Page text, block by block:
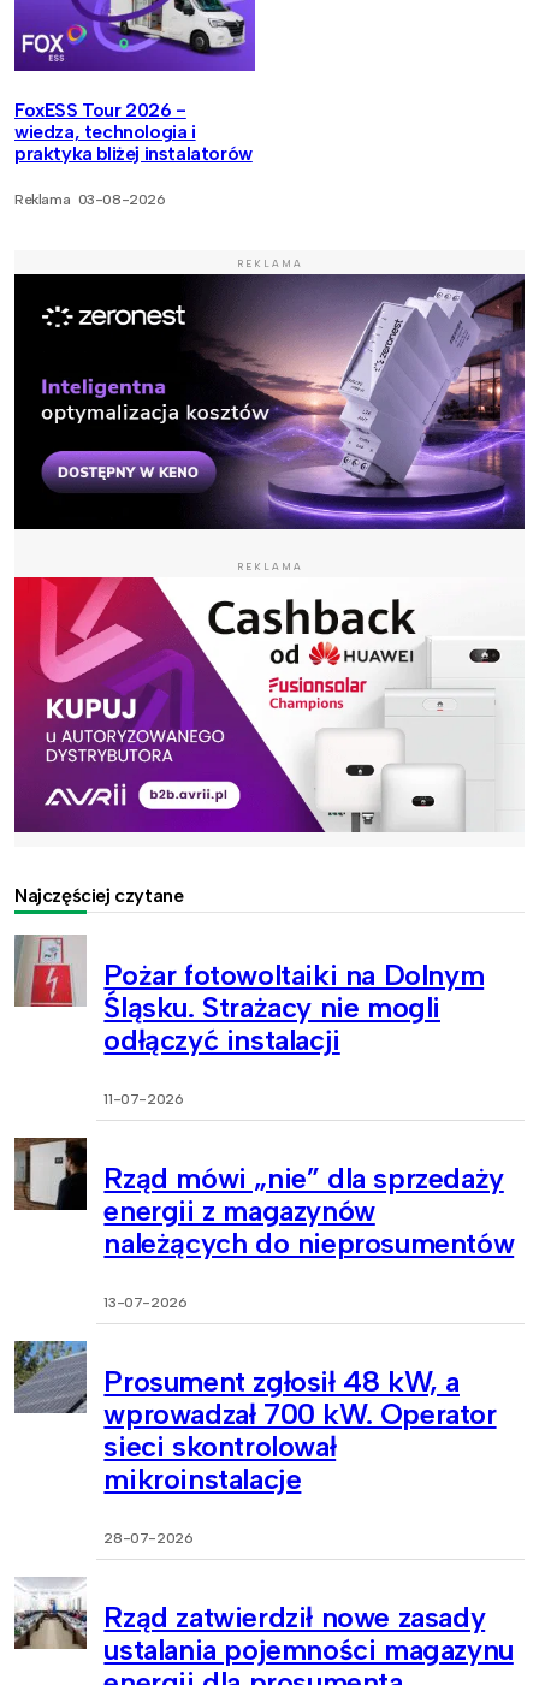
FoxESS Tour 2026 -
wiedza, technologia i
praktyka bliżej instalatorów
Reklama 03-08-2026
REKLAMA
REKLAMA
Najczęściej czytane
Pożar fotowoltaiki na Dolnym
Śląsku. Strażacy nie mogli
odłączyć instalacji
11-07-2026
Rząd mówi „nie” dla sprzedaży
energii z magazynów
należących do nieprosumentów
13-07-2026
Prosument zgłosił 48 kW, a
wprowadzał 700 kW. Operator
sieci skontrolował
mikroinstalacje
28-07-2026
Rząd zatwierdził nowe zasady
ustalania pojemności magazynu